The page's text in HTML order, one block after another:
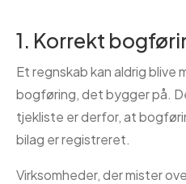
1. Korrekt
Et regnskab kan aldrig blive
bogføring, det bygger på.
tjekliste er derfor, at
bilag er registreret.
Virksomheder, der mister